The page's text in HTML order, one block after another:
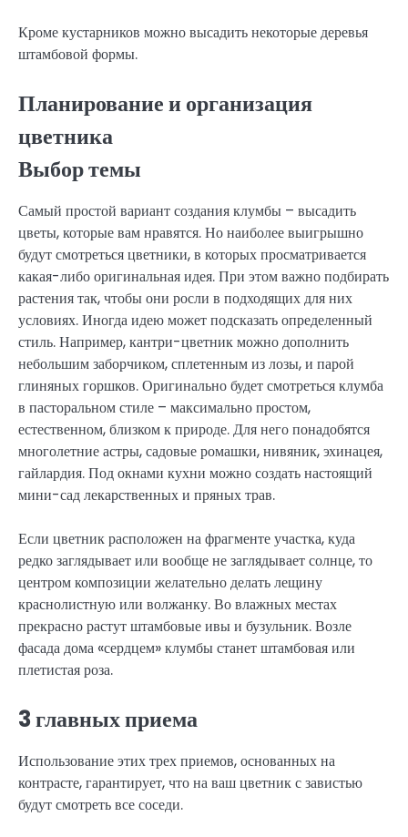
Кроме кустарников можно высадить некоторые деревья
штамбовой формы.
Планирование и организация
цветника
Выбор темы
Самый простой вариант создания клумбы – высадить
цветы, которые вам нравятся. Но наиболее выигрышно
будут смотреться цветники, в которых просматривается
какая-либо оригинальная идея. При этом важно подбирать
растения так, чтобы они росли в подходящих для них
условиях. Иногда идею может подсказать определенный
стиль. Например, кантри-цветник можно дополнить
небольшим заборчиком, сплетенным из лозы, и парой
глиняных горшков. Оригинально будет смотреться клумба
в пасторальном стиле – максимально простом,
естественном, близком к природе. Для него понадобятся
многолетние астры, садовые ромашки, нивяник, эхинацея,
гайлардия. Под окнами кухни можно создать настоящий
мини-сад лекарственных и пряных трав.
Если цветник расположен на фрагменте участка, куда
редко заглядывает или вообще не заглядывает солнце, то
центром композиции желательно делать лещину
краснолистную или волжанку. Во влажных местах
прекрасно растут штамбовые ивы и бузульник. Возле
фасада дома «сердцем» клумбы станет штамбовая или
плетистая роза.
3 главных приема
Использование этих трех приемов, основанных на
контрасте, гарантирует, что на ваш цветник с завистью
будут смотреть все соседи.